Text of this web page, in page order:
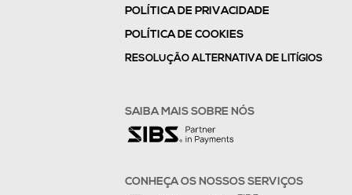
POLÍTICA DE PRIVACIDADE
POLÍTICA DE COOKIES
RESOLUÇÃO ALTERNATIVA DE LITÍGIOS
SAIBA MAIS SOBRE NÓS
CONHEÇA OS NOSSOS SERVIÇOS